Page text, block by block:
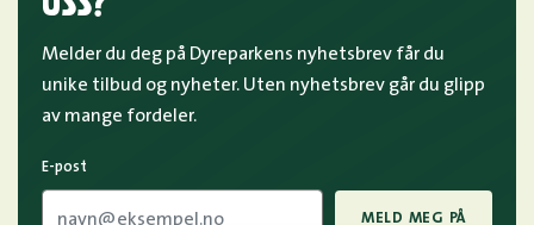
Melder du deg på Dyreparkens nyhetsbrev får du
unike tilbud og nyheter. Uten nyhetsbrev går du glipp
av mange fordeler.
E-post
MELD MEG PÅ